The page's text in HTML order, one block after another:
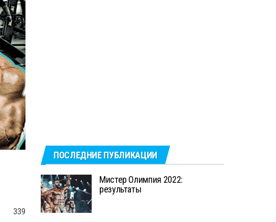
339
ПОСЛЕДНИЕ ПУБЛИКАЦИИ
Мистер Олимпия 2022:
результаты